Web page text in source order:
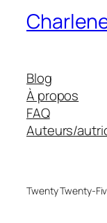
Blog
À propos
FAQ
Auteurs/
Twenty Twenty-